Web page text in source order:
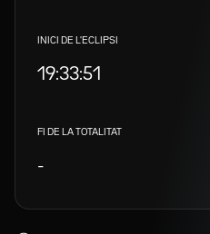
INICI DE L'ECLIPSI
19:33:51
FI DE LA TOTALITAT
-